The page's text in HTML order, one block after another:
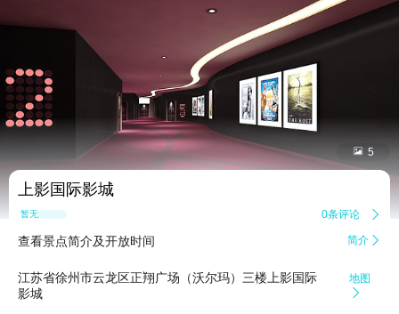
 5
上影国际影城
暂无点评 0条评论 
查看景点简介及开放时间 简介 
江苏省徐州市云龙区正翔广场（沃尔玛）三楼上影国际
影城
地图
